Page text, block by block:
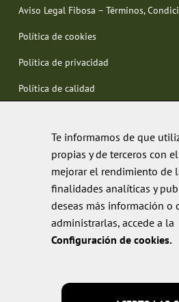
Aviso Legal Fibosa – Términos,
Política de cookies
Política de privacidad
Política de calidad
Te informamos de que
propias y de terceros con
mejorar el rendimiento de
finalidades analíticas y
deseas más información o
administrarlas, accede a la
Configuración de cookies.